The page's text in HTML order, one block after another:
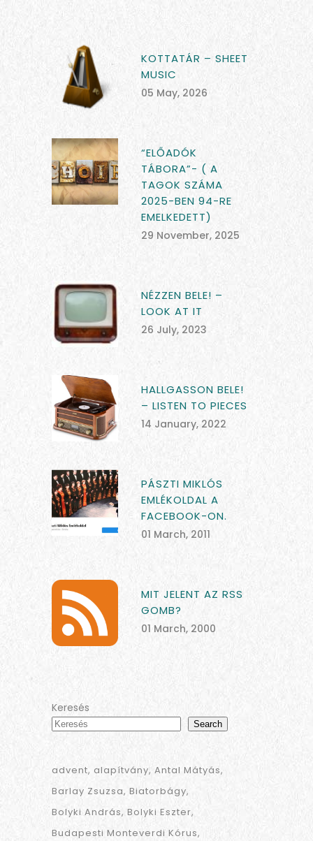
KOTTATÁR – SHEET
MUSIC
05 May, 2026
“ELŐADÓK
TÁBORA”- ( A
TAGOK SZÁMA
2025-BEN 94-RE
EMELKEDETT)
29 November, 2025
NÉZZEN BELE! –
LOOK AT IT
26 July, 2023
HALLGASSON BELE!
– LISTEN TO PIECES
14 January, 2022
PÁSZTI MIKLÓS
EMLÉKOLDAL A
FACEBOOK-ON.
01 March, 2011
MIT JELENT AZ RSS
GOMB?
01 March, 2000
Keresés
Search
advent alapítvány Antal Mátyás
Barlay Zsuzsa Biatorbágy
Bolyki András Bolyki Eszter
Budapesti Monteverdi Kórus